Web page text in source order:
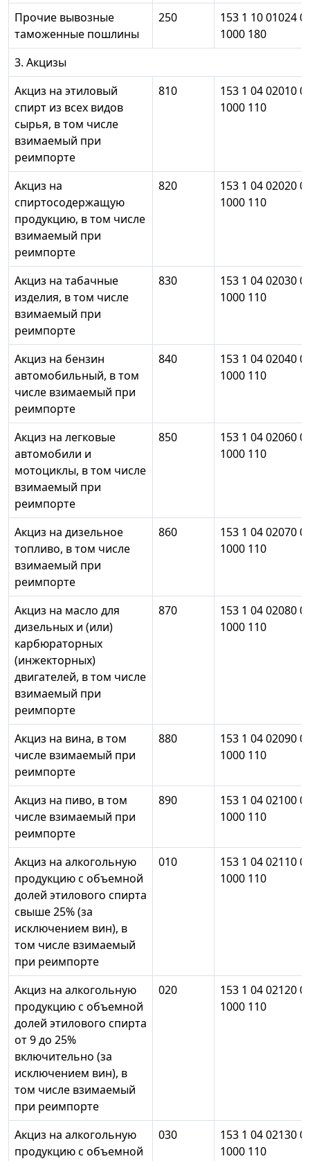
Прочие вывозные
таможенные пошлины
250
153 1 10 01024
1000 180
3. Акцизы
Акциз на этиловый
спирт из всех видов
сырья, в том числе
взимаемый при
реимпорте
810
153 1 04 02010
1000 110
Акциз на
спиртосодержащую
продукцию, в том числе
взимаемый при
реимпорте
820
153 1 04 02020
1000 110
Акциз на табачные
изделия, в том числе
взимаемый при
реимпорте
830
153 1 04 02030
1000 110
Акциз на бензин
автомобильный, в том
числе взимаемый при
реимпорте
840
153 1 04 02040
1000 110
Акциз на легковые
автомобили и
мотоциклы, в том числе
взимаемый при
реимпорте
850
153 1 04 02060
1000 110
Акциз на дизельное
топливо, в том числе
взимаемый при
реимпорте
860
153 1 04 02070
1000 110
Акциз на масло для
дизельных и (или)
карбюраторных
(инжекторных)
двигателей, в том числе
взимаемый при
реимпорте
870
153 1 04 02080
1000 110
Акциз на вина, в том
числе взимаемый при
реимпорте
880
153 1 04 02090
1000 110
Акциз на пиво, в том
числе взимаемый при
реимпорте
890
153 1 04 02100
1000 110
Акциз на алкогольную
продукцию с объемной
долей этилового спирта
свыше 25% (за
исключением вин), в
том числе взимаемый
при реимпорте
010
153 1 04 02110
1000 110
Акциз на алкогольную
продукцию с объемной
долей этилового спирта
от 9 до 25%
включительно (за
исключением вин), в
том числе взимаемый
при реимпорте
020
153 1 04 02120
1000 110
Акциз на алкогольную
продукцию с объемной
030
153 1 04 02130
1000 110